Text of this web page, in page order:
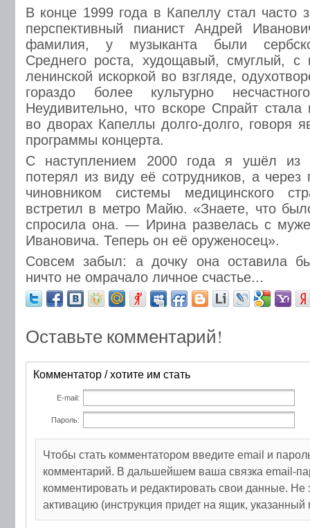
В конце 1999 года в Капеллу стал часто
перспективный пианист Андрей
фамилия, у музыканта были
Среднего роста, худощавый, смуглый, с
ленинской искоркой во взгляде,
гораздо более культурно
Неудивительно, что вскоре Спрайт стала
во дворах Капеллы долго-долго, говоря
программы концерта.
С наступлением 2000 года я ушёл из
потерял из виду её сотрудников, а через
чиновником системы медицинского
встретил в метро Майю. «Знаете, что
спросила она. — Ирина развелась с
Ивановича. Теперь он её оруженосец».
Совсем забыл: а дочку она оставила
ничто не омрачало личное счастье...
Оставьте комментарий!
Комментатор / хотите им стать
E-mail:
Пароль:
Чтобы стать комментатором введите email и
комментарий. В дальшейшем ваша связка email-
комментировать и редактировать свои данные. Не
активацию (инструкция придет на ящик, указанный